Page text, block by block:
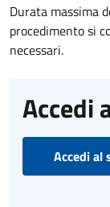
Durata massima
procedimento si
necessari.
Accedi
Accedi al